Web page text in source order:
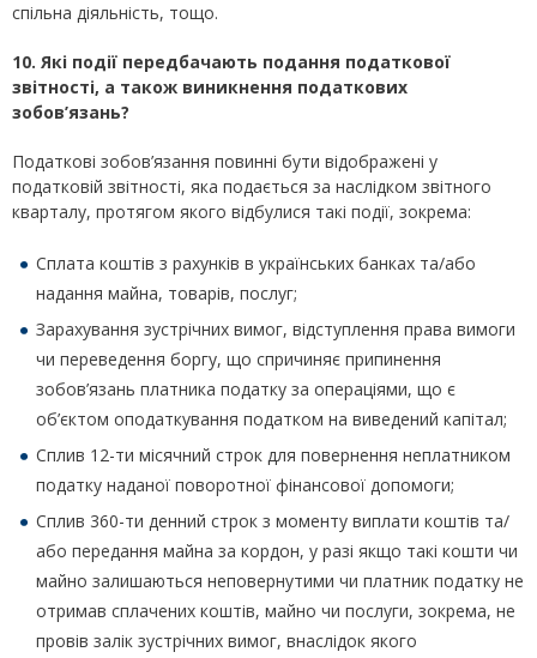
спільна діяльність, тощо.
10. Які події передбачають подання податкової
звітності, а також виникнення податкових
зобов’язань?
Податкові зобов’язання повинні бути відображені у
податковій звітності, яка подається за наслідком звітного
кварталу, протягом якого відбулися такі події, зокрема:
Сплата коштів з рахунків в українських банках та/або
надання майна, товарів, послуг;
Зарахування зустрічних вимог, відступлення права вимоги
чи переведення боргу, що спричиняє припинення
зобов’язань платника податку за операціями, що є
об’єктом оподаткування податком на виведений капітал;
Сплив 12-ти місячний строк для повернення неплатником
податку наданої поворотної фінансової допомоги;
Сплив 360-ти денний строк з моменту виплати коштів та/
або передання майна за кордон, у разі якщо такі кошти чи
майно залишаються неповернутими чи платник податку не
отримав сплачених коштів, майно чи послуги, зокрема, не
провів залік зустрічних вимог, внаслідок якого